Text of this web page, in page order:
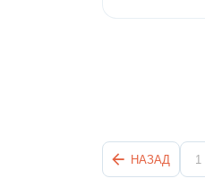
НАЗАД 1